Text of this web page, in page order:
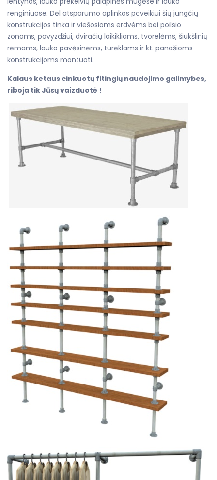
renginiuose. Dėl atsparumo aplinkos poveikiui šių jungčių
konstrukcijos tinka ir viešosioms erdvėms bei poilsio
zonoms, pavyzdžiui, dviračių laikikliams, tvorelėms, šiukšlinių
rėmams, lauko pavėsinėms, turėklams ir kt. panašioms
konstrukcijoms montuoti.
Kalaus ketaus cinkuotų fitingių naudojimo galimybes,
riboja tik Jūsų vaizduotė !